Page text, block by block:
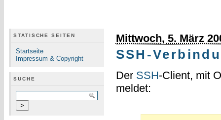
STATISCHE SEITEN
Startseite
Impressum & Copyright
SUCHE
Mittwoch, 5. März
SSH-
Der SSH-Client, mit
meldet: